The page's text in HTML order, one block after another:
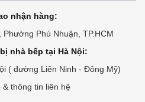
nhận hàng:
Phú Nhuận, TP.HCM
nhà bếp tại Hà Nội:
( đường Liên Ninh - Đông Mỹ)
& thông tin liên hệ